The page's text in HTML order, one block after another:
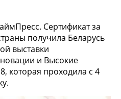
Сертификат за
получила Беларусь
выставки
и Высокие
которая проходила с 4